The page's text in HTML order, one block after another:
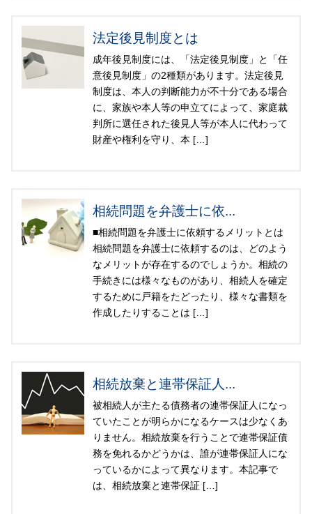
法定後見制度とは
成年後見制度には、「法定後見制度」と「任
意後見制度」の2種類があります。法定後見
制度は、本人の判断能力が不十分である場合
に、家族や本人等の申立てによって、家庭裁
判所に選任された後見人等が本人に代わって
財産や権利を守り、本 […]
相続問題を弁護士に依...
■相続問題を弁護士に依頼するメリットとは
相続問題を弁護士に依頼するのは、どのよう
なメリットが存在するのでしょうか。相続の
手続きには様々なものがあり、相続人を確定
するために戸籍をたどったり、様々な書類を
作成したりすることは […]
相続放棄と連帯保証人...
被相続人が主たる債務者の連帯保証人になっ
ていたことが明らかになるケースは少なくあ
りません。相続放棄を行うことで連帯保証債
務を免れるかどうかは、誰が連帯保証人にな
っているかによって異なります。本記事で
は、相続放棄と連帯保証 […]